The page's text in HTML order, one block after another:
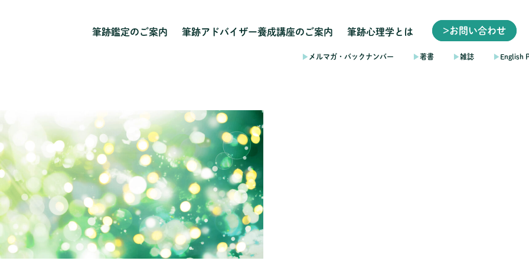
筆跡鑑定のご案内 筆跡アドバイザー養成講座のご案内 筆跡心理学とは >お問い合わせ
▶︎ メルマガ・バックナンバー ▶︎著書 ▶︎雑誌 ▶︎ English